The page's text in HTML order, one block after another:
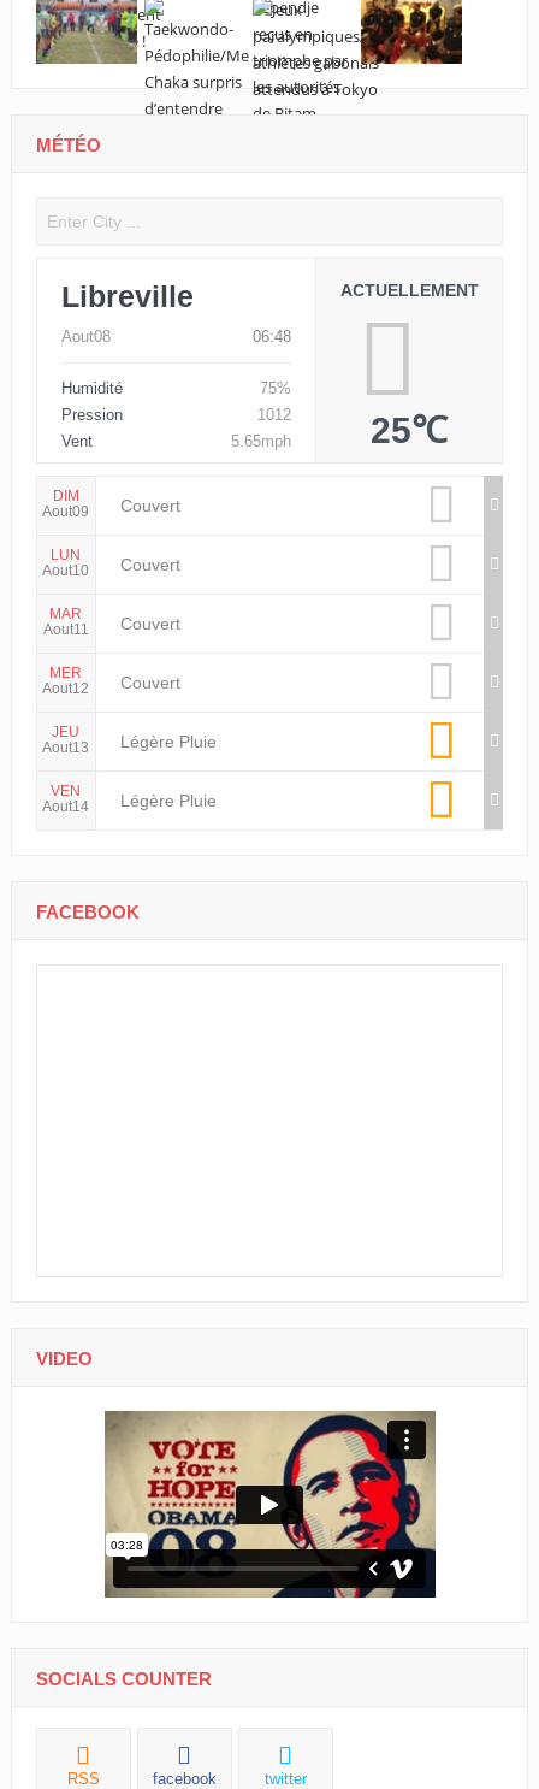
MÉTÉO
Libreville
Aout08 06:48
Humidité
75%
Pression
1012
Vent
5.65mph
ACTUELLEMENT
25℃
DIM
Aout09
Couvert
LUN
Aout10
Couvert
MAR
Aout11
Couvert
MER
Aout12
Couvert
JEU
Aout13
Légère Pluie
VEN
Aout14
Légère Pluie
FACEBOOK
VIDEO
SOCIALS COUNTER
RSS facebook twitter